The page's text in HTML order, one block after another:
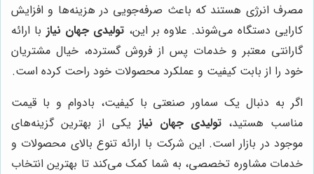
مصرف انرژی هستند که باعث صرفه‌جویی در هزینه‌ها و افزایش
کارایی دستگاه می‌شوند. علاوه بر این، تولیدی جهان نیاز با ارائه
گارانتی معتبر و خدمات پس از فروش گسترده، خیال مشتریان
خود را از بابت کیفیت و عملکرد محصولات خود راحت کرده است.
اگر به دنبال یک سماور صنعتی با کیفیت، بادوام و با قیمت
مناسب هستید، تولیدی جهان نیاز یکی از بهترین گزینه‌های
موجود در بازار است. این شرکت با ارائه تنوع بالای محصولات و
خدمات مشاوره تخصصی، به شما کمک می‌کند تا بهترین انتخاب